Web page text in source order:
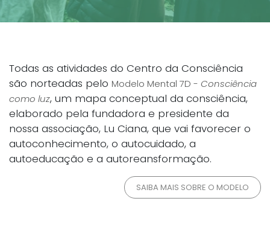
Todas as atividades do Centro da Consciência
são norteadas pelo Modelo Mental 7D - Consciência
como luz, um mapa conceptual da consciência,
elaborado pela fundadora e presidente da
nossa associação, Lu Ciana, que vai favorecer o
autoconhecimento, o autocuidado, a
autoeducação e a autoreansformação.
SAIBA MAIS SOBRE O MODELO